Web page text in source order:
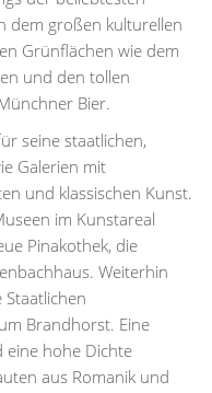
dem großen kulturellen
Grünflächen wie dem
und den tollen
Bier.
seine staatlichen,
Galerien mit
und klassischen Kunst.
im Kunstareal
Pinakothek, die
Weiterhin
Brandhorst. Eine
eine hohe Dichte
aus Romanik und